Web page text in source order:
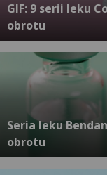
GIF: 9 serii leku
obrotu
Seria leku
obrotu